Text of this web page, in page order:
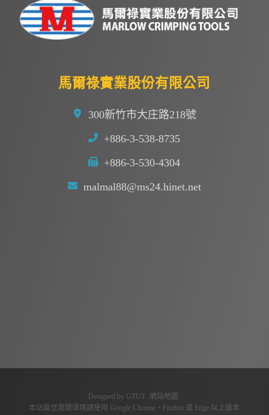
馬爾祿實業股份有限公司
300新竹市大庄路218號
+886-3-538-8735
+886-3-530-4304
malmal88@ms24.hinet.net
Designed by GTUT 網站地圖
本站最佳瀏覽環境請使用 Google Chrome、Firefox 或 Edge 以上版本